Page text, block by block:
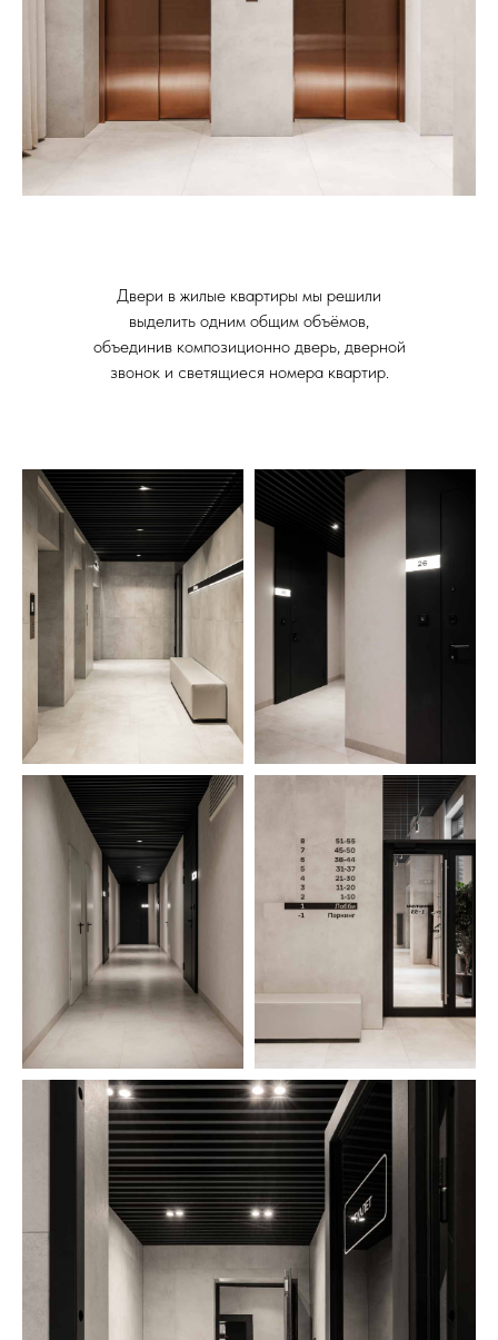
Двери в жилые квартиры мы решили
выделить одним общим объёмов,
объединив композиционно дверь, дверной
звонок и светящиеся номера квартир.